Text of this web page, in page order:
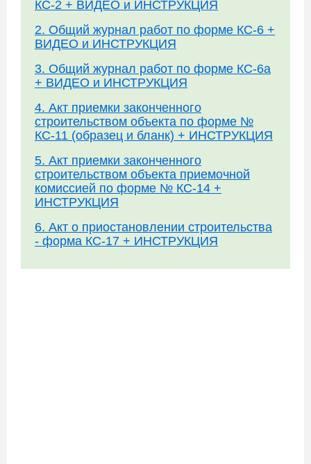
КС-2 + ВИДЕО и ИНСТРУКЦИЯ
2. Общий журнал работ по форме КС-6 +
ВИДЕО и ИНСТРУКЦИЯ
3. Общий журнал работ по форме КС-6а
+ ВИДЕО и ИНСТРУКЦИЯ
4. Акт приемки законченного
строительством объекта по форме №
КС-11 (образец и бланк) + ИНСТРУКЦИЯ
5. Акт приемки законченного
строительством объекта приемочной
комиссией по форме № КС-14 +
ИНСТРУКЦИЯ
6. Акт о приостановлении строительства
- форма КС-17 + ИНСТРУКЦИЯ